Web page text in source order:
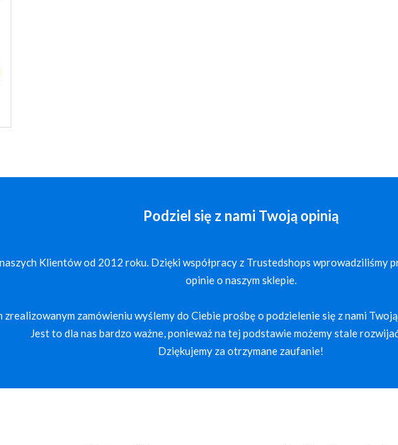
Podziel się z nami Twoją opinią
Klientów od 2012 roku. Dzięki współpracy z Trustedshops wprowadziliśmy
opinie o naszym sklepie.
zrealizowanym zamówieniu wyślemy do Ciebie prośbę o podzielenie się z nami
Jest to dla nas bardzo ważne, ponieważ na tej podstawie możemy stale
Dziękujemy za otrzymane zaufanie!